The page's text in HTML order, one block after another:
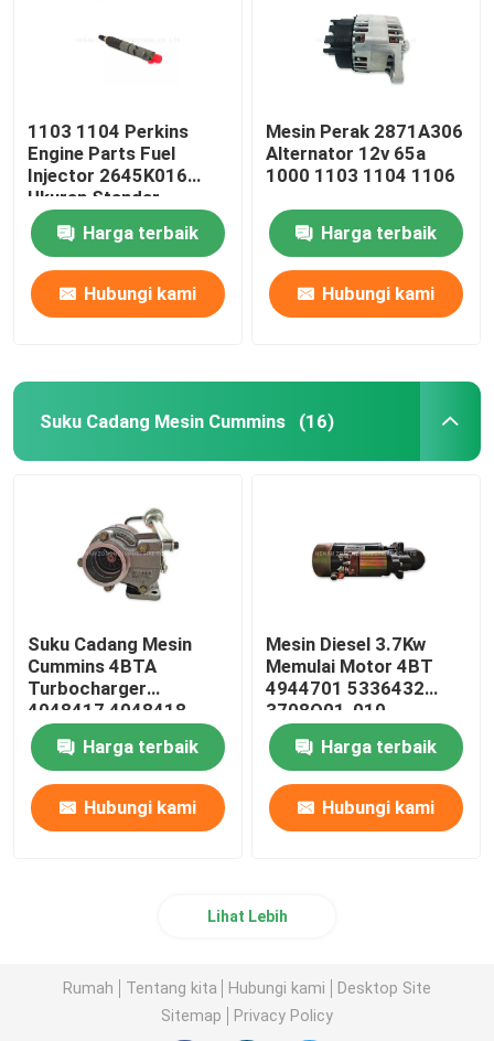
1103 1104 Perkins
Engine Parts Fuel
Injector 2645K016
Ukuran Standar
Harga terbaik
Hubungi kami
Mesin Perak 2871A306
Alternator 12v 65a
1000 1103 1104 1106
Harga terbaik
Hubungi kami
Suku Cadang Mesin Cummins (16)
Suku Cadang Mesin
Cummins 4BTA
Turbocharger
4048417 4048418
Harga terbaik
Hubungi kami
Mesin Diesel 3.7Kw
Memulai Motor 4BT
4944701 5336432
3708Q01-010
Harga terbaik
Hubungi kami
Lihat Lebih
Rumah Tentang kita Hubungi kami
Desktop Site
Sitemap
Privacy Policy